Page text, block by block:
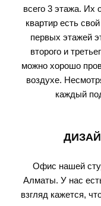
всего 3 этажа. Их
квартир есть
первых этажей
второго и
можно хорошо
воздухе.
каждый
Офис нашей
Алматы. У нас
взгляд кажется,